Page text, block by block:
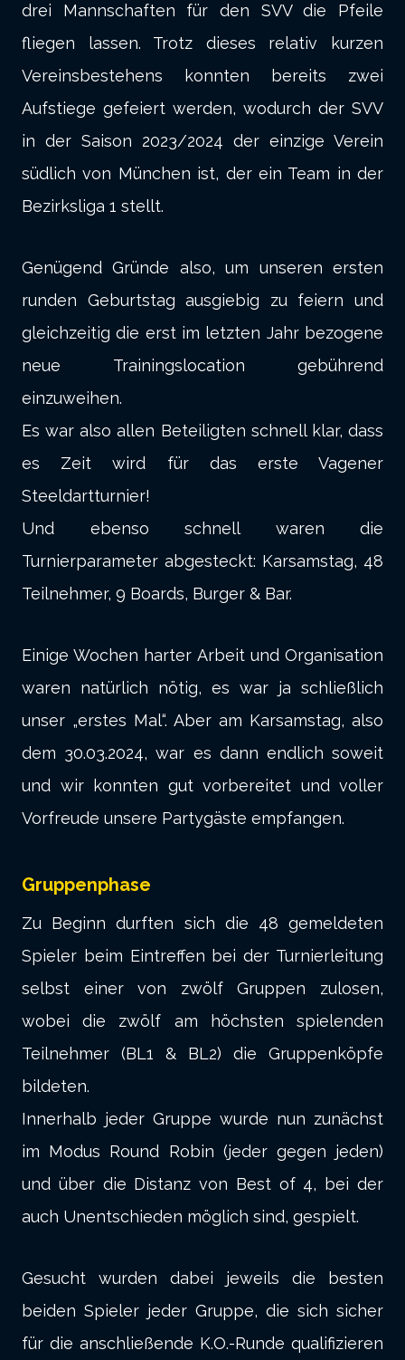
drei Mannschaften für den SVV die Pfeile
fliegen lassen. Trotz dieses relativ kurzen
Vereinsbestehens konnten bereits zwei
Aufstiege gefeiert werden, wodurch der SVV
in der Saison 2023/2024 der einzige Verein
südlich von München ist, der ein Team in der
Bezirksliga 1 stellt.
Genügend Gründe also, um unseren ersten
runden Geburtstag ausgiebig zu feiern und
gleichzeitig die erst im letzten Jahr bezogene
neue Trainingslocation gebührend
einzuweihen.
Es war also allen Beteiligten schnell klar, dass
es Zeit wird für das erste Vagener
Steeldartturnier!
Und ebenso schnell waren die
Turnierparameter abgesteckt: Karsamstag, 48
Teilnehmer, 9 Boards, Burger & Bar.
Einige Wochen harter Arbeit und Organisation
waren natürlich nötig, es war ja schließlich
unser „erstes Mal“. Aber am Karsamstag, also
dem 30.03.2024, war es dann endlich soweit
und wir konnten gut vorbereitet und voller
Vorfreude unsere Partygäste empfangen.
Gruppenphase
Zu Beginn durften sich die 48 gemeldeten
Spieler beim Eintreffen bei der Turnierleitung
selbst einer von zwölf Gruppen zulosen,
wobei die zwölf am höchsten spielenden
Teilnehmer (BL1 & BL2) die Gruppenköpfe
bildeten.
Innerhalb jeder Gruppe wurde nun zunächst
im Modus Round Robin (jeder gegen jeden)
und über die Distanz von Best of 4, bei der
auch Unentschieden möglich sind, gespielt.
Gesucht wurden dabei jeweils die besten
beiden Spieler jeder Gruppe, die sich sicher
für die anschließende K.O.-Runde qualifizieren